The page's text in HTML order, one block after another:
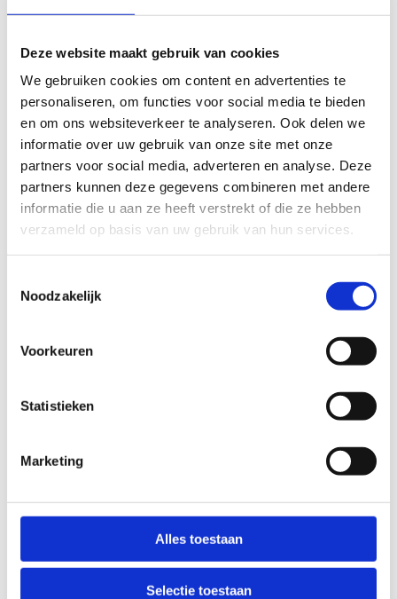
Deze website maakt gebruik van cookies
We gebruiken cookies om content en advertenties te
personaliseren, om functies voor social media te bieden
en om ons websiteverkeer te analyseren. Ook delen we
informatie over uw gebruik van onze site met onze
partners voor social media, adverteren en analyse. Deze
partners kunnen deze gegevens combineren met andere
informatie die u aan ze heeft verstrekt of die ze hebben
verzameld op basis van uw gebruik van hun services.
Noodzakelijk
Voorkeuren
Statistieken
Marketing
Alles toestaan
Selectie toestaan
FYSIEKE INSPANNING
licht zwaar
TECHNISCHE MOEILIJKHEIDSGRAAD
makkelijk moeilijk
BEWEGWIJZERING
TIP:ontbrekende signalisatie kan je melden via het
Droog
Bewolkt